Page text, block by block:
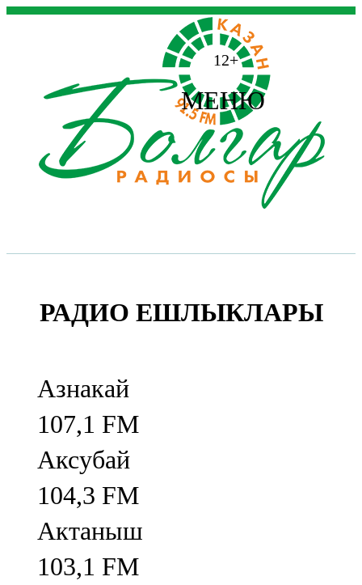
12+
МЕНЮ
РАДИО ЕШЛЫКЛАРЫ
Азнакай
107,1 FM
Аксубай
104,3 FM
Актаныш
103,1 FM